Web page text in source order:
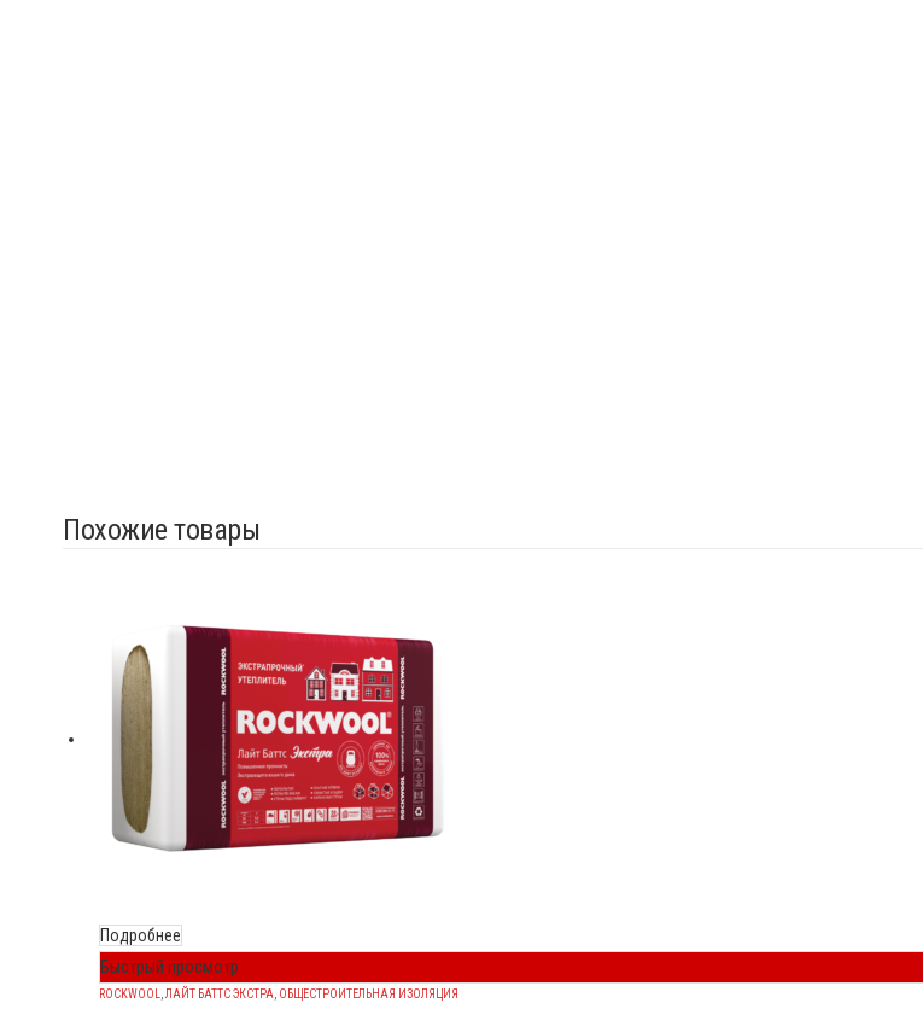
Похожие товары
Подробнее
Быстрый просмотр
ROCKWOOL,ЛАЙТ БАТТС ЭКСТРА, ОБЩЕСТРОИТЕЛЬНАЯ ИЗОЛЯЦИЯ